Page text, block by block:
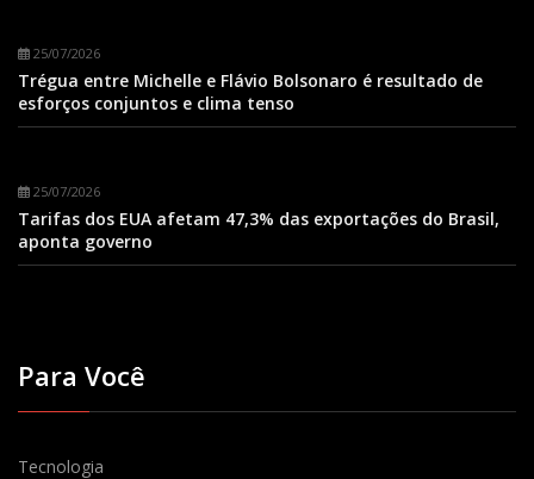
25/07/2026
Trégua entre Michelle e Flávio Bolsonaro é resultado de
esforços conjuntos e clima tenso
25/07/2026
Tarifas dos EUA afetam 47,3% das exportações do Brasil,
aponta governo
Para Você
Tecnologia